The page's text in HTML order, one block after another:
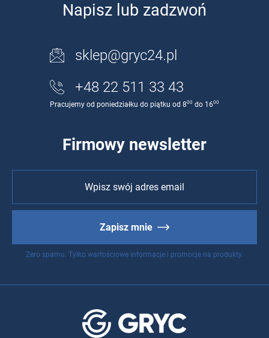
Napisz lub zadzwoń
sklep@gryc24.pl
+48 22 511 33 43
Pracujemy od poniedziałku do piątku od 800 do 1600
Firmowy newsletter
Zapisz mnie
Zero spamu. Tylko wartościowe informacje i promocje na produkty.